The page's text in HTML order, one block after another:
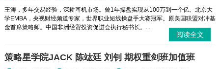
王涛，多年交易经验，深耕耳机市场。曾1年操盘实现从100万到一个亿。北京大
学EMBA，央视财经频道专家，世界职业短线操盘手大赛冠军。原美国联盟对冲基
金首席策略师。中国非洲经贸投资促进会执行秘书长。...
阅读全文
策略星学院JACK 陈竑廷 刘钊 期权重剑班加值班